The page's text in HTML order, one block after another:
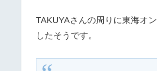
TAKUYAさんの周りに東海オ
したそうです。